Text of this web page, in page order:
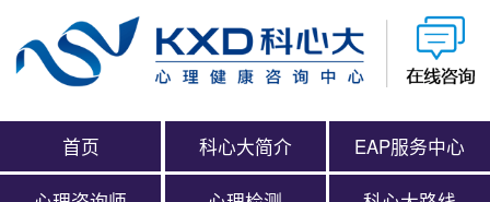
首页 科心大简介 EAP服务中心